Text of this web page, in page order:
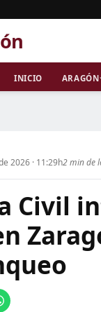
INICIO ARAGÓN
2026 · 11:29h2 min de
Civil